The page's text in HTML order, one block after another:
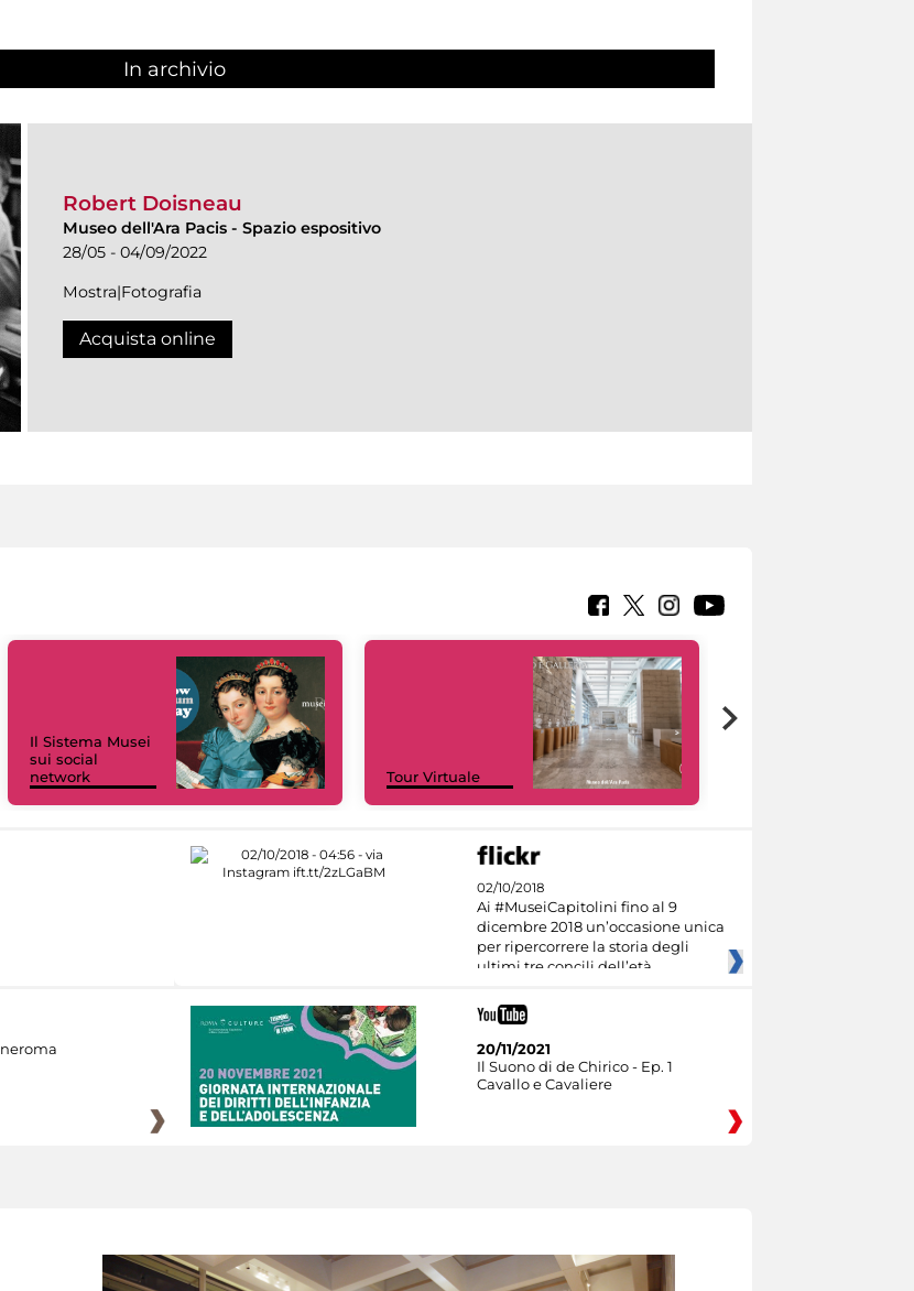
In archivio
Robert Doisneau
Museo dell'Ara Pacis - Spazio espositivo
28/05 - 04/09/2022
Mostra|Fotografia
Acquista online
Il Sistema Musei
sui social
network
Tour Virtuale
02/10/2018
Ai #MuseiCapitolini fino al 9
dicembre 2018 un’occasione unica
per ripercorrere la storia degli
ultimi tre concili dell’età
20/11/2021
Il Suono di de Chirico - Ep. 1
Cavallo e Cavaliere